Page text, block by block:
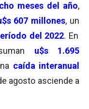
meses del año,
607 millones, un
del 2022. En
u$s 1.695
caída interanual
agosto asciende a